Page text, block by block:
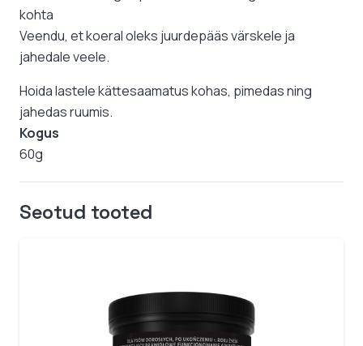
kohta
Veendu, et koeral oleks juurdepääs värskele ja
jahedale veele.
Hoida lastele kättesaamatus kohas, pimedas ning
jahedas ruumis.
Kogus
60g
Seotud tooted